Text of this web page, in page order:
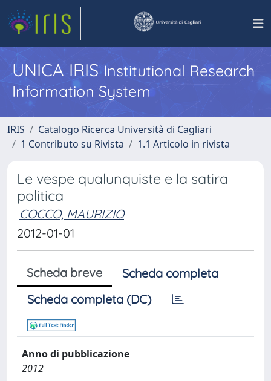
UNICA IRISInstitutional Research
Information System
IRIS
Catalogo Ricerca Università di Cagliari
1 Contributo su Rivista
1.1 Articolo in rivista
Le vespe qualunquiste e la satira
politica
COCCO, MAURIZIO
2012-01-01
Scheda breve
Scheda completa
Scheda completa (DC)
Anno di pubblicazione
2012